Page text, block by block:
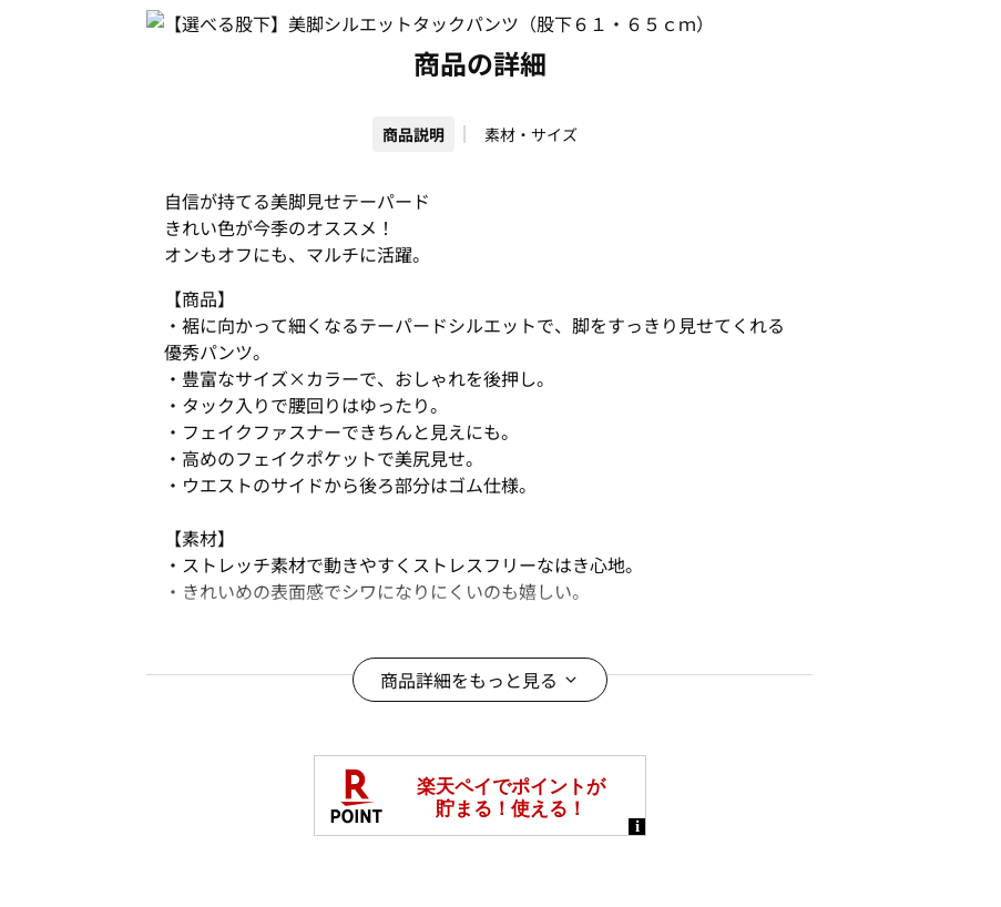
商品の詳細
商品説明 素材・サイズ
自信が持てる美脚見せテーパード
きれい色が今季のオススメ！
オンもオフにも、マルチに活躍。
【商品】
・裾に向かって細くなるテーパードシルエットで、脚をすっきり見せてくれる
優秀パンツ。
・豊富なサイズ×カラーで、おしゃれを後押し。
・タック入りで腰回りはゆったり。
・フェイクファスナーできちんと見えにも。
・高めのフェイクポケットで美尻見せ。
・ウエストのサイドから後ろ部分はゴム仕様。
【素材】
・ストレッチ素材で動きやすくストレスフリーなはき心地。
・きれいめの表面感でシワになりにくいのも嬉しい。
シルバーグレーとライトイエローが新色として登場
＊実際の商品と色味が異なる場合があります。
商品詳細をもっと見る